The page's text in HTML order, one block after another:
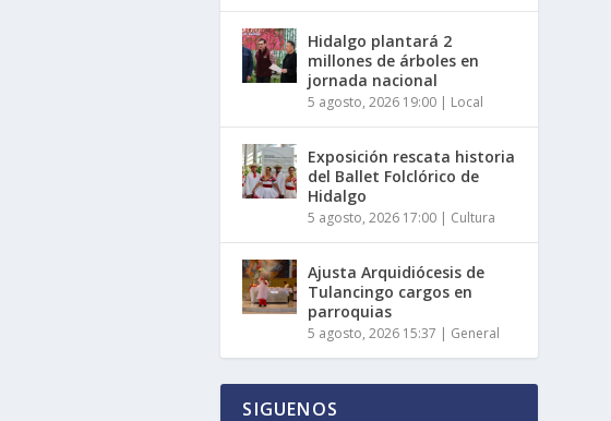
Hidalgo plantará 2
millones de árboles en
jornada nacional
5 agosto, 2026 19:00 | Local
Exposición rescata historia
del Ballet Folclórico de
Hidalgo
5 agosto, 2026 17:00 | Cultura
Ajusta Arquidiócesis de
Tulancingo cargos en
parroquias
5 agosto, 2026 15:37 | General
SIGUENOS